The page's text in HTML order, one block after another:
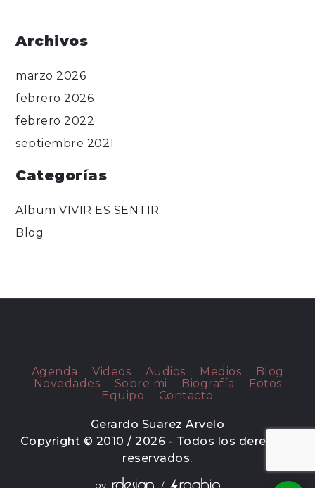
Archivos
marzo 2026
febrero 2026
febrero 2022
septiembre 2021
Categorías
Album VIVIR ES SENTIR
Blog
Agenda Videos Audios Medios
Blog
Novedades
Sobre mi Biografía
Fotos
Equipo
Contacto
Gerardo Suarez Arvelo
Copyright © 2010 / 2026 - Todos los derechos
reservados.
by /